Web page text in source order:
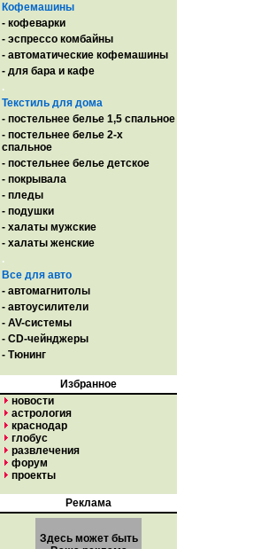
Кофемашины
- кофеварки
- эспрессо комбайны
- автоматические кофемашины
- для бара и кафе
.
Текстиль для дома
- постельнее белье 1,5 спальное
- постельнее белье 2-х
спальное
- постельнее белье детское
- покрывала
- пледы
- подушки
- халаты мужские
- халаты женские
.
Все для авто
- автомагнитолы
- автоусилители
- AV-системы
- CD-чейнджеры
- Тюнинг
Избранное
новости
астрология
краснодар
глобус
развлечения
форум
проекты
Реклама
Здесь может быть